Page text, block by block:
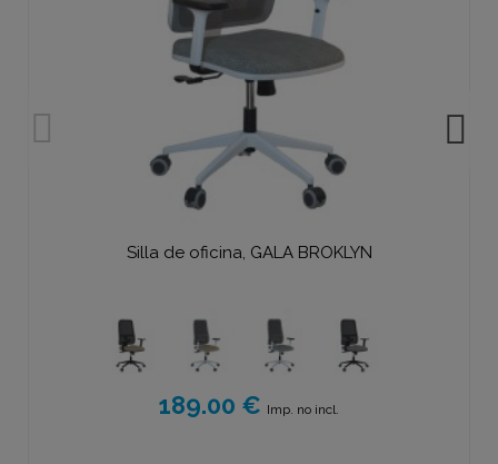
Silla de oficina, GALA BROKLYN
189.00 € Imp. no incl.